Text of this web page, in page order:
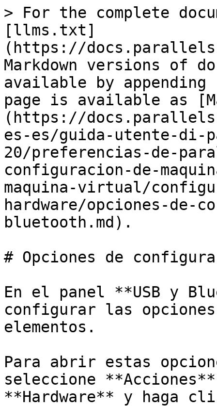
> For the complete
[llms.txt]
(https://
Markdown versions of
available by
page is available as
(https://
es-es/guida-utente-di-
20/preferencias-de-
configuracion-de-
maquina-virtual/
hardware/opciones-de-
bluetooth.md).
# Opciones de
En el panel **USB y
configurar las
elementos.
Para abrir estas
seleccione
**Hardware** y haga